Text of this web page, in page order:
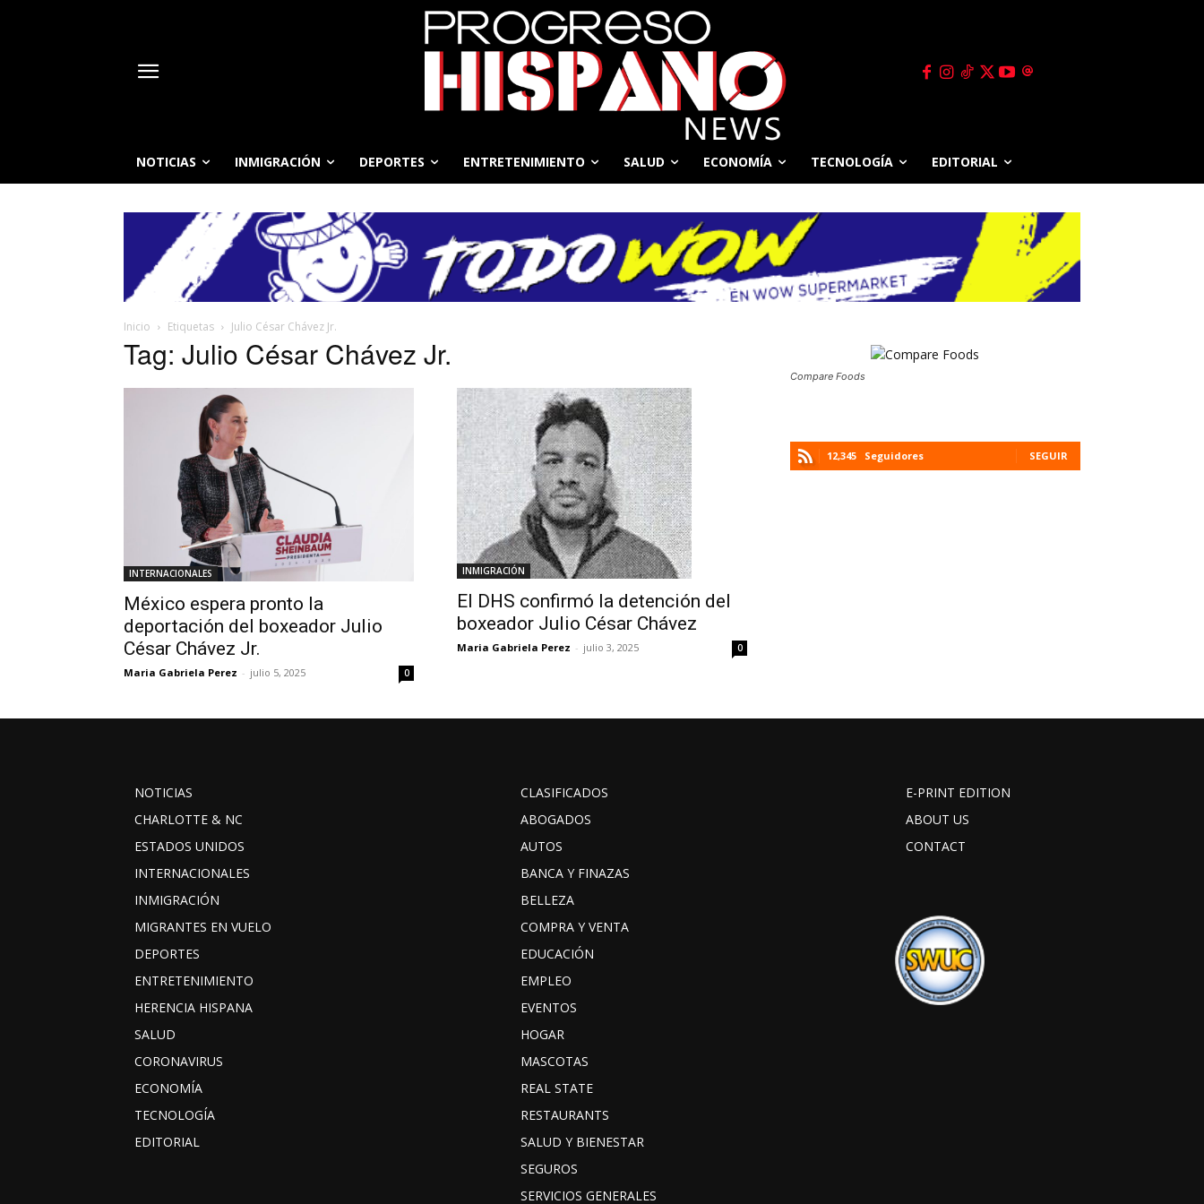
NOTICIAS INMIGRACIÓN DEPORTES ENTRETENIMIENTO SALUD ECONOMÍA TECNOLOGÍA EDITORIAL
Inicio Etiquetas Julio César Chávez Jr.
Tag: Julio César Chávez Jr.
INTERNACIONALES
México espera pronto la
deportación del boxeador Julio
César Chávez Jr.
Maria Gabriela Perez - julio 5, 2025 0
INMIGRACIÓN
El DHS confirmó la detención del
boxeador Julio César Chávez
Maria Gabriela Perez - julio 3, 2025 0
Compare Foods
12,345 Seguidores SEGUIR
NOTICIAS
CHARLOTTE & NC
ESTADOS UNIDOS
INTERNACIONALES
INMIGRACIÓN
MIGRANTES EN VUELO
DEPORTES
ENTRETENIMIENTO
HERENCIA HISPANA
SALUD
CORONAVIRUS
ECONOMÍA
TECNOLOGÍA
EDITORIAL
CLASIFICADOS
ABOGADOS
AUTOS
BANCA Y FINAZAS
BELLEZA
COMPRA Y VENTA
EDUCACIÓN
EMPLEO
EVENTOS
HOGAR
MASCOTAS
REAL STATE
RESTAURANTS
SALUD Y BIENESTAR
SEGUROS
SERVICIOS GENERALES
E-PRINT EDITION
ABOUT US
CONTACT